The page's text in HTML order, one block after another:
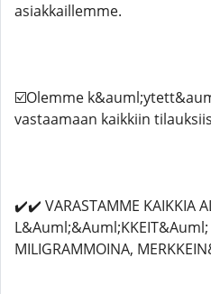
asiakkaillemme.
☑️Olemme
vastaamaan kaikkiin
✔️✔️ VARASTAMME KAIKKIA
L&Auml;&Auml;KKEIT&Auml;
MILIGRAMMOINA,